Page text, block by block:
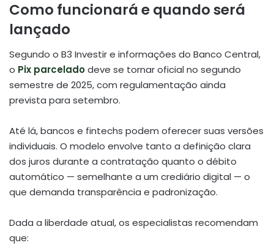
Como funcionará e quando será
lançado
Segundo o B3 Investir e informações do Banco Central,
o Pix parceladodeve se tornar oficial no segundo
semestre de 2025, com regulamentação ainda
prevista para setembro.
Até lá, bancos e fintechs podem oferecer suas versões
individuais. O modelo envolve tanto a definição clara
dos juros durante a contratação quanto o débito
automático — semelhante a um crediário digital — o
que demanda transparência e padronização.
Dada a liberdade atual, os especialistas recomendam
que: